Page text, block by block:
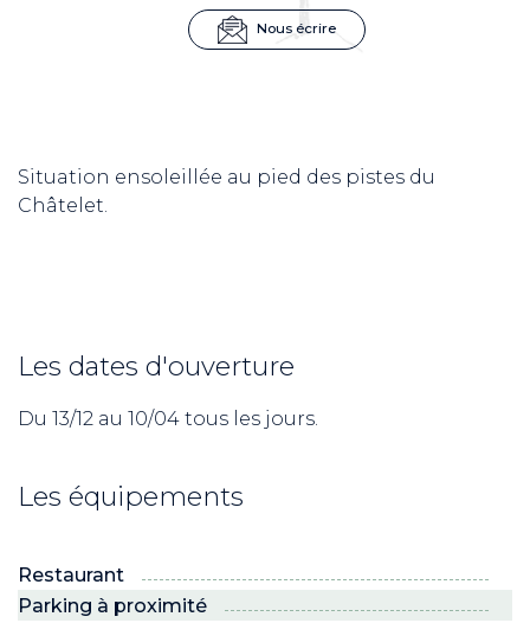
Nous écrire
Situation ensoleillée au pied des pistes du
Châtelet.
Les dates d'ouverture
Du 13/12 au 10/04 tous les jours.
Les équipements
Restaurant
Parking à proximité